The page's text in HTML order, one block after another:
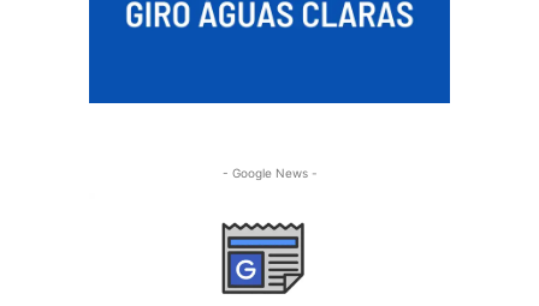
- Google News -